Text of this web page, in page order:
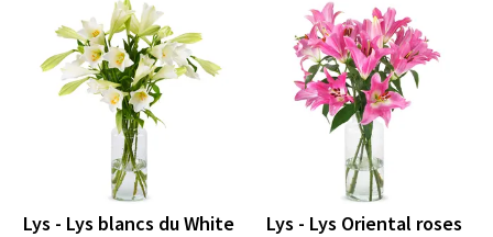
Lys - Lys blancs du White
Lys - Lys Oriental roses